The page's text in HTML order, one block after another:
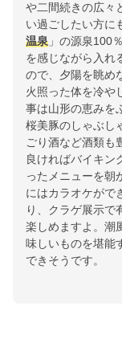
や二間続きの広々
い過ごしたい方に
温泉 」の源泉100
を感じながら入れ
ので、夕陽を眺め
火照った体を冷や
事は山形の恵みを
桜美豚のしゃぶし
ごり酒など酒類も
良ければバイキン
ったメニューを朝
にはカラオケがで
り、クラゲ展示で
楽しめますよ。潮
味しいものを堪能
できそうです。